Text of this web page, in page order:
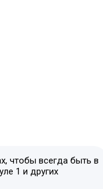
чтобы всегда быть в
1 и других